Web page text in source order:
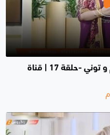
برنامج لعبتنا نار مع داليا نعيم و توني -حلقة 17 | قناة